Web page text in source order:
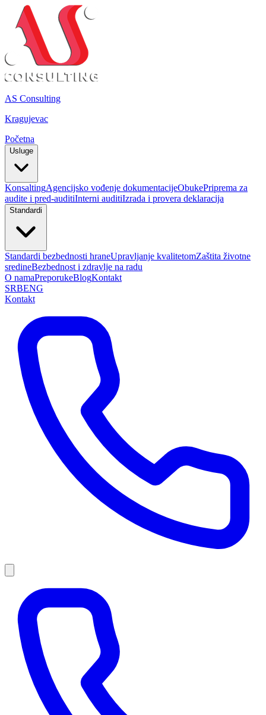
AS Consulting
Kragujevac
Početna
Usluge
KonsaltingAgencijsko vođenje dokumentacijeObukePriprema za
audite i pred-auditiInterni auditiIzrada i provera deklaracija
Standardi
Standardi bezbednosti hraneUpravljanje kvalitetomZaštita životne
sredineBezbednost i zdravlje na radu
O namaPreporukeBlogKontakt
SRBENG
Kontakt